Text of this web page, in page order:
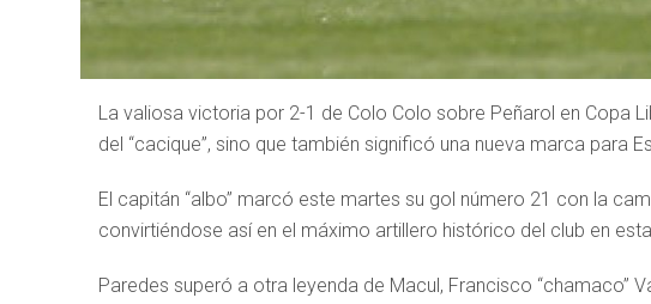
La valiosa victoria por 2-1 de Colo Colo sobre Peñarol en Copa
del “cacique”, sino que también significó una nueva marca para
El capitán “albo” marcó este martes su gol número 21 con la
convirtiéndose así en el máximo artillero histórico del club en
Paredes superó a otra leyenda de Macul, Francisco “chamaco”